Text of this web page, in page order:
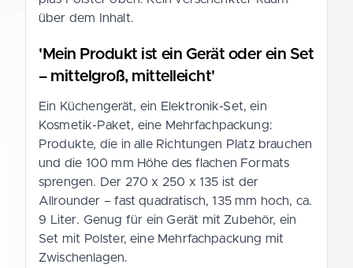
über dem Inhalt.
'Mein Produkt ist ein Gerät oder ein Set
– mittelgroß, mittelleicht'
Ein Küchengerät, ein Elektronik-Set, ein
Kosmetik-Paket, eine Mehrfachpackung:
Produkte, die in alle Richtungen Platz brauchen
und die 100 mm Höhe des flachen Formats
sprengen. Der 270 x 250 x 135 ist der
Allrounder – fast quadratisch, 135 mm hoch, ca.
9 Liter. Genug für ein Gerät mit Zubehör, ein
Set mit Polster, eine Mehrfachpackung mit
Zwischenlagen.